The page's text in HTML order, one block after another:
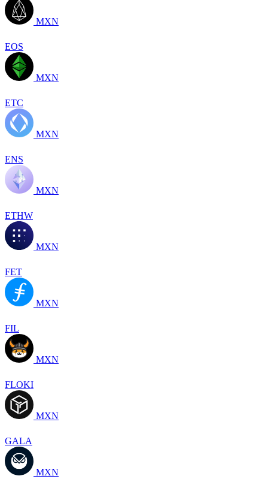
MXN
EOS
MXN
ETC
MXN
ENS
MXN
ETHW
MXN
FET
MXN
FIL
MXN
FLOKI
MXN
GALA
MXN